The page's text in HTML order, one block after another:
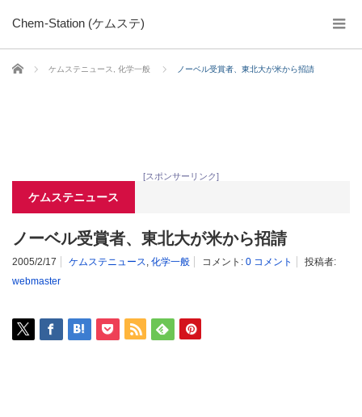
Chem-Station (ケムステ)
ホーム ケムステニュース 化学一般 ノーベル受賞者、東北大が米から招請
[スポンサーリンク]
ケムステニュース
ノーベル受賞者、東北大が米から招請
2005/2/17 ケムステニュース, 化学一般 コメント: 0 コメント
投稿者:
webmaster